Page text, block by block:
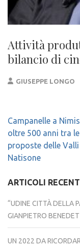
Attività
bilancio di
GIUSEPPE LONGO
Navigazione
articoli
Campanelle a
oltre 500 anni tra le
proposte delle
Natisone
ARTICOLI
“UDINE CITTÀ DELLA
GIANPIETRO
UN 2022 DA